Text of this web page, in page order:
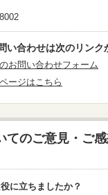
い合わせは次のリンク
お問い合わせフォーム
ージはこちら
てのご意見・ご
に立ちましたか？